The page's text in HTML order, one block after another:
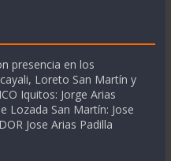
presencia en los
Loreto San Martín y
Iquitos: Jorge Arias
Lozada San Martín: Jose
Jose Arias Padilla